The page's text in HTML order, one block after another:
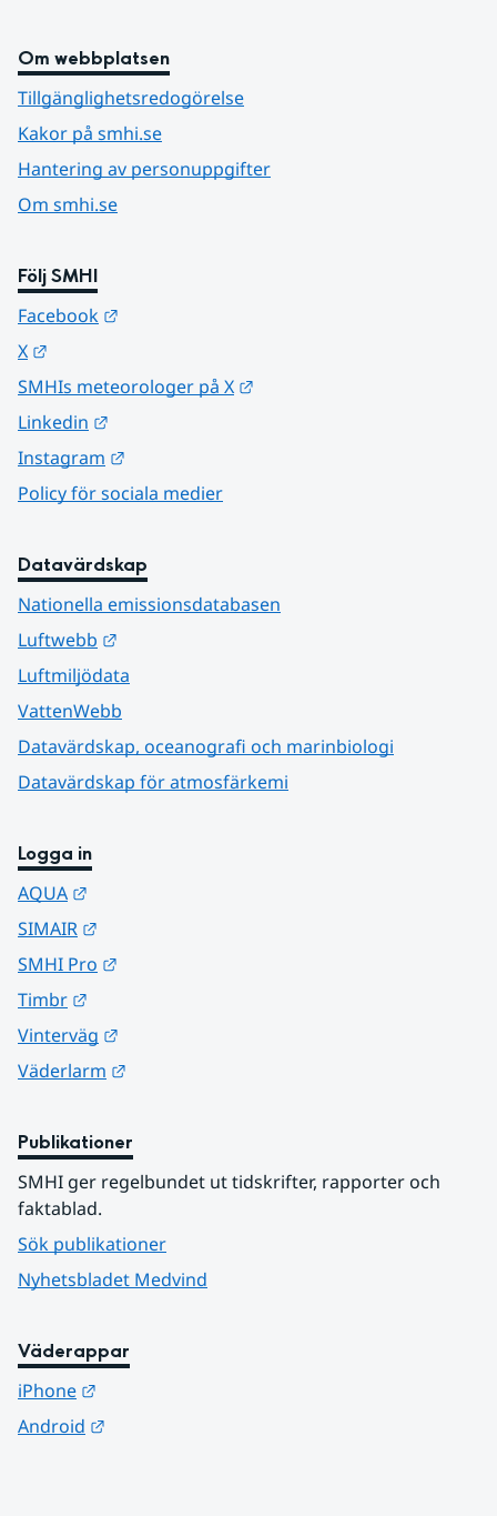
Om webbplatsen
Tillgänglighetsredogörelse
Kakor på smhi.se
Hantering av personuppgifter
Om smhi.se
Följ SMHI
Facebook
X
SMHIs meteorologer på X
Linkedin
Instagram
Policy för sociala medier
Datavärdskap
Nationella emissionsdatabasen
Luftwebb
Luftmiljödata
VattenWebb
Datavärdskap, oceanografi och marinbiologi
Datavärdskap för atmosfärkemi
Logga in
AQUA
SIMAIR
SMHI Pro
Timbr
Vinterväg
Väderlarm
Publikationer
SMHI ger regelbundet ut tidskrifter, rapporter och
faktablad.
Sök publikationer
Nyhetsbladet Medvind
Väderappar
iPhone
Android